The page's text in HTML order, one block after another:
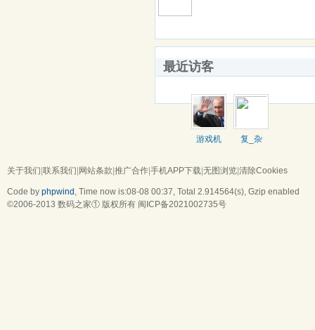
最近访客
游戏机
复_杂
关于我们|联系我们|网站条款|推广合作|手机APP下载|无图浏览|清除Cookies
Code by phpwind , Time now is:08-08 00:37, Total 2.914564(s) , Gzip enabled
©2006-2013 数码之家① 版权所有 闽ICP备2021002735号